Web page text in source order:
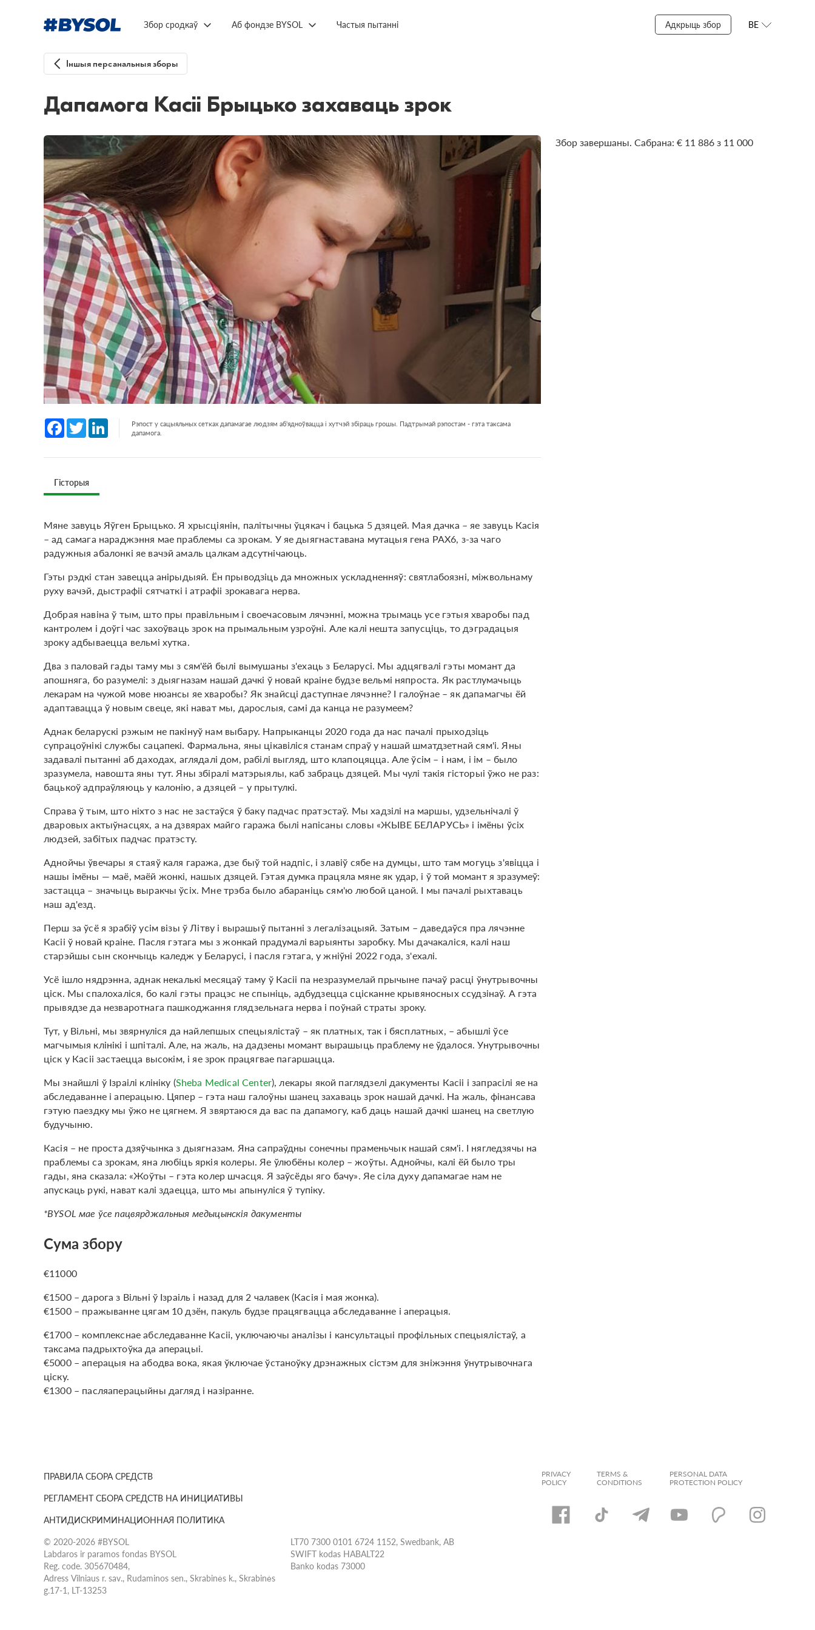
Збор сродкаў Аб фондзе BYSOL Частыя пытанні Адкрыць збор BE
Іншыя персанальныя зборы
Дапамога Касіі Брыцько захаваць зрок
Facebook
Twitter LinkedInРэпост у сацыяльных сетках дапамагае людзям аб'ядноўвацца і хутчэй збіраць грошы. Падтрымай рэпостам - гэта таксама
дапамога.
Гісторыя
Мяне завуць Яўген Брыцько. Я хрысціянін, палітычны ўцякач і бацька 5 дзяцей. Мая дачка – яе завуць Касія
– ад самага нараджэння мае праблемы са зрокам. У яе дыягнаставана мутацыя гена PAX6, з-за чаго
радужныя абалонкі яе вачэй амаль цалкам адсутнічаюць.
Гэты рэдкі стан завецца анірыдыяй. Ён прыводзіць да множных ускладненняў: святлабоязні, міжвольнаму
руху вачэй, дыстрафіі сятчаткі і атрафіі зрокавага нерва.
Добрая навіна ў тым, што пры правільным і своечасовым лячэнні, можна трымаць усе гэтыя хваробы пад
кантролем і доўгі час захоўваць зрок на прымальным узроўні. Але калі нешта запусціць, то дэградацыя
зроку адбываецца вельмі хутка.
Два з паловай гады таму мы з сям'ёй былі вымушаны з'ехаць з Беларусі. Мы адцягвалі гэты момант да
апошняга, бо разумелі: з дыягназам нашай дачкі ў новай краіне будзе вельмі няпроста. Як растлумачыць
лекарам на чужой мове нюансы яе хваробы? Як знайсці даступнае лячэнне? І галоўнае – як дапамагчы ёй
адаптавацца ў новым свеце, які нават мы, дарослыя, самі да канца не разумеем?
Аднак беларускі рэжым не пакінуў нам выбару. Напрыканцы 2020 года да нас пачалі прыходзіць
супрацоўнікі службы сацапекі. Фармальна, яны цікавіліся станам спраў у нашай шматдзетнай сям'і. Яны
задавалі пытанні аб даходах, аглядалі дом, рабілі выгляд, што клапоцяцца. Але ўсім – і нам, і ім – было
зразумела, навошта яны тут. Яны збіралі матэрыялы, каб забраць дзяцей. Мы чулі такія гісторыі ўжо не раз:
бацькоў адпраўляюць у калонію, а дзяцей – у прытулкі.
Справа ў тым, што ніхто з нас не застаўся ў баку падчас пратэстаў. Мы хадзілі на маршы, удзельнічалі ў
дваровых актыўнасцях, а на дзвярах майго гаража былі напісаны словы «ЖЫВЕ БЕЛАРУСЬ» і імёны ўсіх
людзей, забітых падчас пратэсту.
Аднойчы ўвечары я стаяў каля гаража, дзе быў той надпіс, і злавіў сябе на думцы, што там могуць з'явіцца і
нашы імёны — маё, маёй жонкі, нашых дзяцей. Гэтая думка працяла мяне як удар, і ў той момант я зразумеў:
застацца – значыць выракчы ўсіх. Мне трэба было абараніць сям'ю любой цаной. І мы пачалі рыхтаваць
наш ад'езд.
Перш за ўсё я зрабіў усім візы ў Літву і вырашыў пытанні з легалізацыяй. Затым – даведаўся пра лячэнне
Касіі ў новай краіне. Пасля гэтага мы з жонкай прадумалі варыянты заробку. Мы дачакаліся, калі наш
старэйшы сын скончыць каледж у Беларусі, і пасля гэтага, у жніўні 2022 года, з'ехалі.
Усё ішло нядрэнна, аднак некалькі месяцаў таму ў Касіі па незразумелай прычыне пачаў расці ўнутрывочны
ціск. Мы спалохаліся, бо калі гэты працэс не спыніць, адбудзецца сцісканне крывяносных ссудзінаў. А гэта
прывядзе да незваротнага пашкоджання глядзельнага нерва і поўнай страты зроку.
Тут, у Вільні, мы звярнуліся да найлепшых спецыялістаў – як платных, так і бясплатных, – абышлі ўсе
магчымыя клінікі і шпіталі. Але, на жаль, на дадзены момант вырашыць праблему не ўдалося. Унутрывочны
ціск у Касіі застаецца высокім, і яе зрок працягвае пагаршацца.
Мы знайшлі ў Ізраілі клініку (Sheba Medical Center), лекары якой паглядзелі дакументы Касіі і запрасілі яе на
абследаванне і аперацыю. Цяпер – гэта наш галоўны шанец захаваць зрок нашай дачкі. На жаль, фінансава
гэтую паездку мы ўжо не цягнем. Я звяртаюся да вас па дапамогу, каб даць нашай дачкі шанец на светлую
будучыню.
Касія – не проста дзяўчынка з дыягназам. Яна сапраўдны сонечны праменьчык нашай сям'і. І нягледзячы на ​​
праблемы са зрокам, яна любіць яркія колеры. Яе ўлюбёны колер – жоўты. Аднойчы, калі ёй было тры
гады, яна сказала: «Жоўты – гэта колер шчасця. Я заўсёды яго бачу». Яе сіла духу дапамагае нам не
апускаць рукі, нават калі здаецца, што мы апынуліся ў тупіку.
*BYSOL мае ўсе пацвярджальныя медыцынскія дакументы
Сума збору
€11000
€1500 – дарога з Вільні ў Ізраіль і назад для 2 чалавек (Касія і мая жонка).
€1500 – пражыванне цягам 10 дзён, пакуль будзе працягвацца абследаванне і аперацыя.
€1700 – комплекснае абследаванне Касіі, уключаючы аналізы і кансультацыі профільных спецыялістаў, а
таксама падрыхтоўка да аперацыі.
€5000 – аперацыя на абодва вока, якая ўключае ўстаноўку дрэнажных сістэм для зніжэння ўнутрывочнага
ціску.
€1300 – пасляаперацыйны дагляд і назіранне.
Збор завершаны. Сабрана: € 11 886 з 11 000
ПРАВИЛА СБОРА СРЕДСТВ
РЕГЛАМЕНТ СБОРА СРЕДСТВ НА ИНИЦИАТИВЫ
АНТИДИСКРИМИНАЦИОННАЯ ПОЛИТИКА
© 2020-2026 #BYSOL
Labdaros ir paramos fondas BYSOL
Reg. code. 305670484,
Adress Vilniaus r. sav., Rudaminos sen., Skrabinės k., Skrabinės
g.17-1, LT-13253
LT70 7300 0101 6724 1152, Swedbank, AB
SWIFT kodas HABALT22
Banko kodas 73000
PRIVACY
POLICY
TERMS &
CONDITIONS
PERSONAL DATA
PROTECTION POLICY